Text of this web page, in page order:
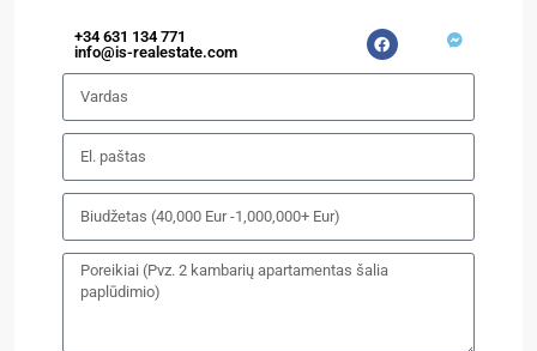
+34 631 134 771
info@is-realestate.com